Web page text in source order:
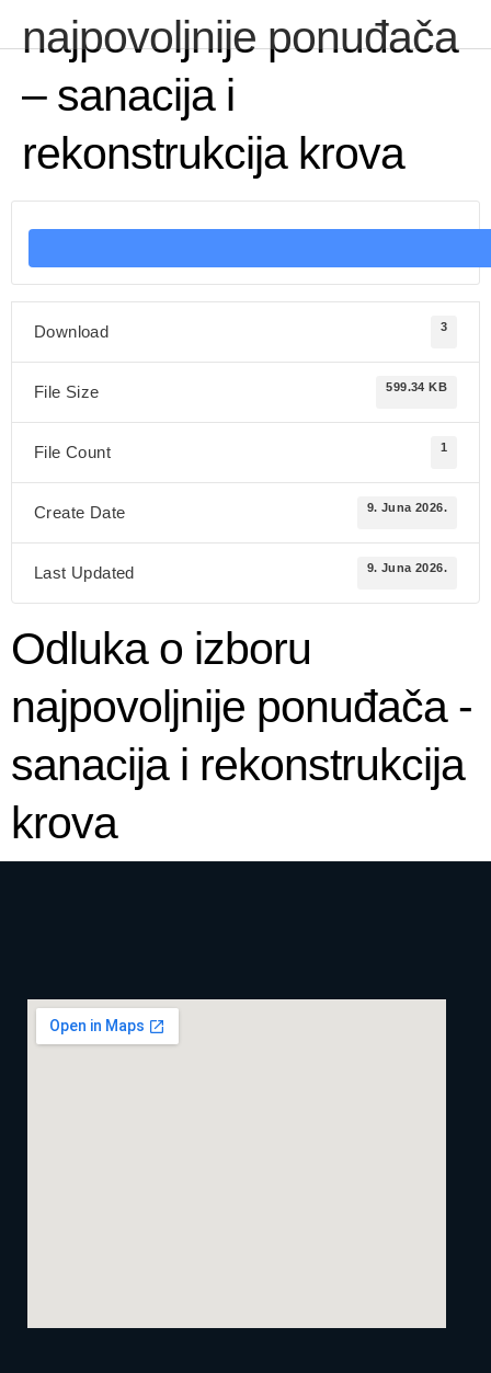
najpovoljnije ponuđača
– sanacija i
rekonstrukcija krova
Download 3
File Size 599.34 KB
File Count 1
Create Date 9. Juna 2026.
Last Updated 9. Juna 2026.
Odluka o izboru
najpovoljnije ponuđača -
sanacija i rekonstrukcija
krova